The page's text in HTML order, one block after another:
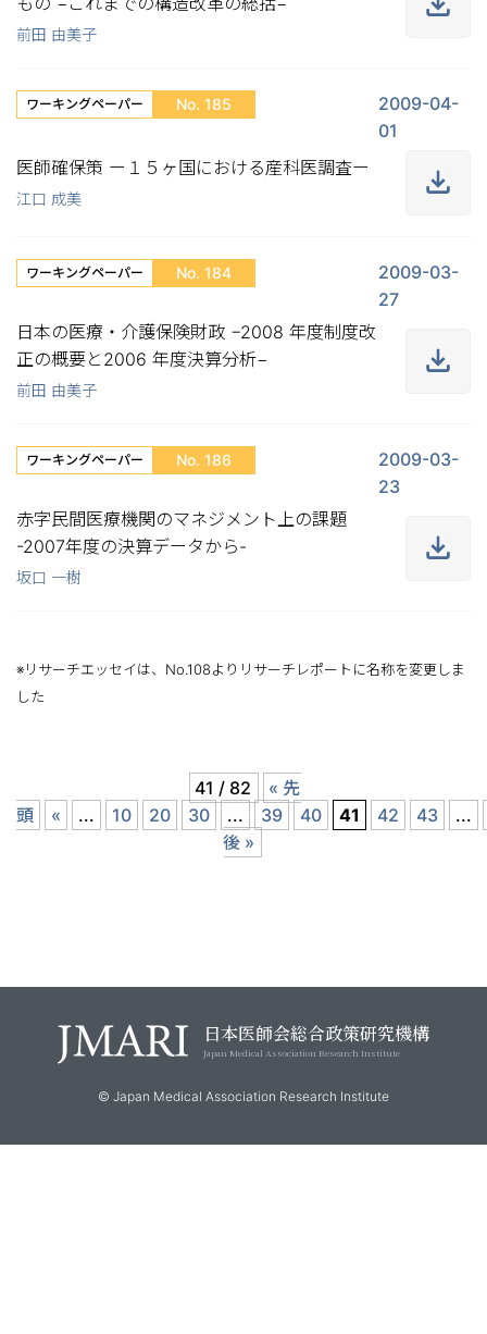
前田 由美子
ワーキングペーパー No. 185
2009-04-
01
医師確保策 ー１５ヶ国における産科医調査ー
江口 成美
ワーキングペーパー No. 184
2009-03-
27
日本の医療・介護保険財政 −2008 年度制度改
正の概要と2006 年度決算分析−
前田 由美子
ワーキングペーパー No. 186
2009-03-
23
赤字民間医療機関のマネジメント上の課題
-2007年度の決算データから-
坂口 一樹
※リサーチエッセイは、No.108よりリサーチレポートに名称を変更しま
した
41 / 82
« 先
頭
« ... 10 20 30 ... 39 40 41 42 43
...
後 »
日本医師会総合政策研究機構
Japan Medical Association Research Institute
© Japan Medical Association Research Institute